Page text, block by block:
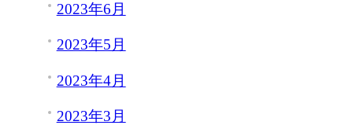
2023年6月
2023年5月
2023年4月
2023年3月